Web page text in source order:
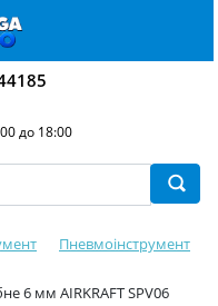
до 18:00
Пневмоінструмент
6 мм AIRKRAFT SPV06